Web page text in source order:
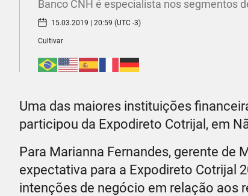
Banco CNH é especialista nos segmentos
15.03.2019 | 20:59 (UTC -3)
Cultivar
Uma das maiores instituições
participou da Expodireto Cotrijal, em
Para Marianna Fernandes, gerente de
expectativa para a Expodireto Cotrijal
intenções de negócio em relação aos